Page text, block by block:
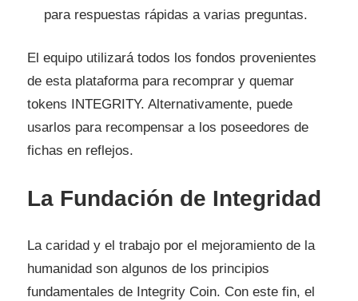
para respuestas rápidas a varias preguntas.
El equipo utilizará todos los fondos provenientes
de esta plataforma para recomprar y quemar
tokens INTEGRITY. Alternativamente, puede
usarlos para recompensar a los poseedores de
fichas en reflejos.
La Fundación de Integridad
La caridad y el trabajo por el mejoramiento de la
humanidad son algunos de los principios
fundamentales de Integrity Coin. Con este fin, el